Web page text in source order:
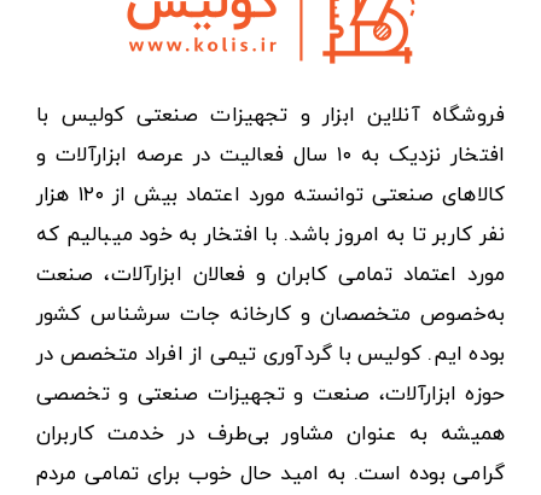
فروشگاه آنلاین ابزار و تجهیزات صنعتی کولیس با
افتخار نزدیک به ۱۰ سال فعالیت در عرصه ابزارآلات و
کالاهای صنعتی توانسته مورد اعتماد بیش از ۱۲۰ هزار
نفر کاربر تا به امروز باشد. با افتخار به خود میبالیم که
مورد اعتماد تمامی کابران و فعالان ابزارآلات، صنعت
به‌خصوص متخصصان و کارخانه جات سرشناس کشور
بوده ایم. کولیس با گردآوری تیمی از افراد متخصص در
حوزه ابزارآلات، صنعت و تجهیزات صنعتی و تخصصی
همیشه به عنوان مشاور بی‌طرف در خدمت کاربران
گرامی بوده است. به امید حال خوب برای تمامی مردم